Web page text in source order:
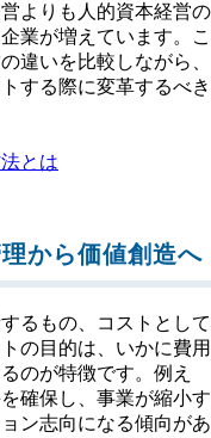
よりも人的資本経営の
業が増えています。こ
違いを比較しながら、
する際に変革するべき
とは
から価値創造へ
るもの、コストとして
の目的は、いかに費用
のが特徴です。例え
確保し、事業が縮小す
ン志向になる傾向があ